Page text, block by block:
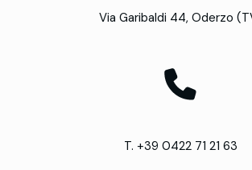
Via Garibaldi 44, Oderzo
T. +39 0422 71 21 63